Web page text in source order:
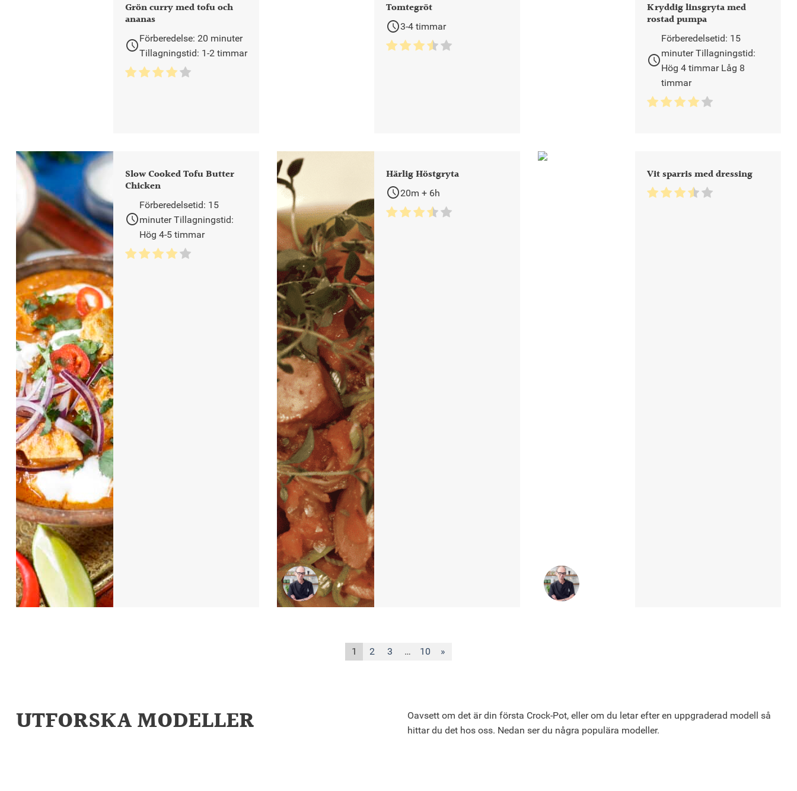
Grön curry med tofu och
ananas
scheduleFörberedelse: 20 minuter
Tillagningstid: 1-2 timmar
Tomtegröt
schedule3-4 timmar
Kryddig linsgryta med
rostad pumpa
schedule
Förberedelsetid: 15
minuter Tillagningstid:
Hög 4 timmar Låg 8
timmar
Slow Cooked Tofu Butter
Chicken
schedule
Förberedelsetid: 15
minuter Tillagningstid:
Hög 4-5 timmar
Härlig Höstgryta
schedule20m + 6h
Vit sparris med dressing
1 2 3 … 10 »
UTFORSKA MODELLER
Oavsett om det är din första Crock-Pot, eller om du letar efter en uppgraderad modell så
hittar du det hos oss. Nedan ser du några populära modeller.